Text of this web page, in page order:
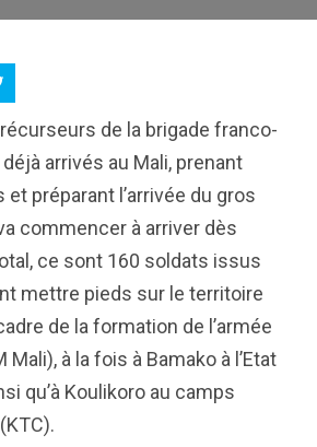
de la brigade franco-
arrivés au Mali, prenant
et préparant l’arrivée du gros
commencer à arriver dès
ce sont 160 soldats issus
mettre pieds sur le territoire
de la formation de l’armée
Mali), à la fois à Bamako à l’Etat
qu’à Koulikoro au camps